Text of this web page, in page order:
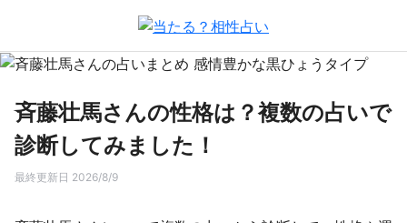
斉藤壮馬さんの性格は？複数の占いで
診断してみました！
最終更新日 2026/8/9